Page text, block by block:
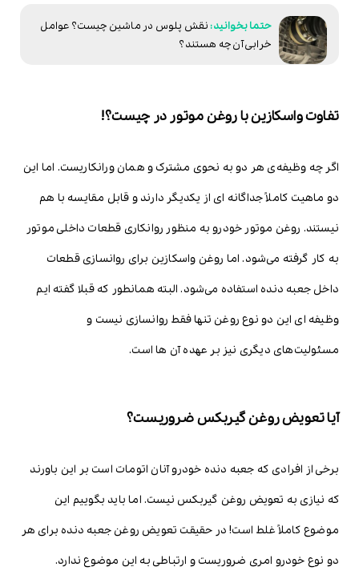
نقش پلوس در ماشین چیست؟ عوامل
خرابی آن چه هستند؟
تفاوت واسکازین با روغن موتور در چیست؟!
اگر چه وظیفه‌ی هر دو به نحوی مشترک و همان ورانکاریست. اما این
دو ماهیت کاملاً جداگانه ای از یکدیگر دارند و قابل مقایسه با هم
نیستند. روغن موتور خودرو به منظور روانکاری قطعات داخلی موتور
به کار گرفته می‌شود. اما روغن واسکازین برای روانسازی قطعات
داخل جعبه دنده استفاده می‌شود. البته همانطور که قبلا گفته ایم
وظیفه ای این دو نوع روغن تنها فقط روانسازی نیست و
مسئولیت‌های دیگری نیز بر عهده آن ها است.
آیا تعویض روغن گیربکس ضروریست؟
برخی از افرادی که جعبه دنده خودرو آنان اتومات است بر این باورند
که نیازی به تعویض روغن گیربکس نیست. اما باید بگوییم این
موضوع کاملاً غلط است! در حقیقت تعویض روغن جعبه دنده برای هر
دو نوع خودرو امری ضروریست و ارتباطی به این موضوع ندارد.